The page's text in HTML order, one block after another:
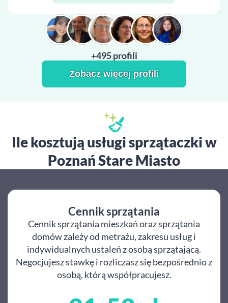
+495 profili
Zobacz więcej profili
Ile kosztują usługi sprzątaczki w
Poznań Stare Miasto
Cennik sprzątania
Cennik sprzątania mieszkań oraz sprzątania
domów zależy od metrażu, zakresu usług i
indywidualnych ustaleń z osobą sprzątającą.
Negocjujesz stawkę i rozliczasz się bezpośrednio z
osobą, którą współpracujesz.